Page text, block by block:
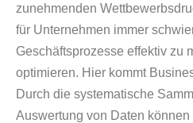
zunehmenden
für Unternehmen immer
Geschäftsprozesse effektiv zu
optimieren. Hier kommt
Durch die systematische
Auswertung von Daten